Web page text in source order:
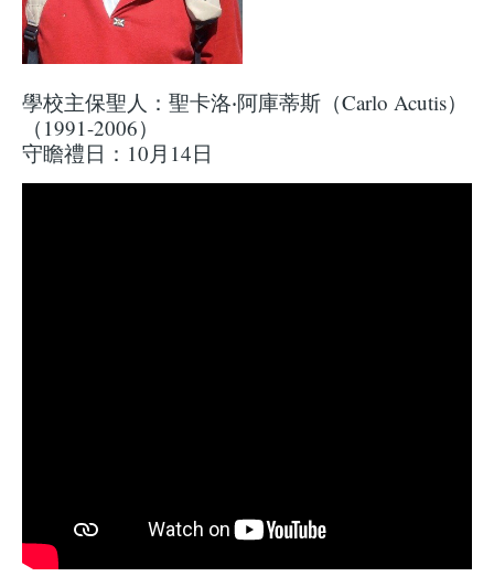
學校主保聖人：聖卡洛‧阿庫蒂斯（Carlo Acutis）
（1991-2006）
守瞻禮日：10月14日